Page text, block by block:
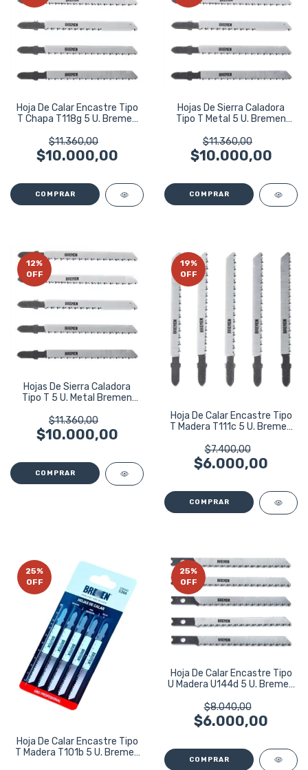
Hoja De Calar Encastre Tipo
T Chapa T118g 5 U. Bremen
$11.360,00
$10.000,00
Hojas De Sierra Caladora
Tipo T Metal 5 U. Bremen
$11.360,00
$10.000,00
12%
OFF
Hojas De Sierra Caladora
Tipo T 5 U. Metal Bremen
$11.360,00
$10.000,00
19%
OFF
Hoja De Calar Encastre Tipo
T Madera T111c 5 U. Bremen
$7.400,00
$6.000,00
25%
OFF
Hoja De Calar Encastre Tipo
T Madera T101b 5 U. Bremen
25%
OFF
Hoja De Calar Encastre Tipo
U Madera U144d 5 U. Bremen
$8.040,00
$6.000,00